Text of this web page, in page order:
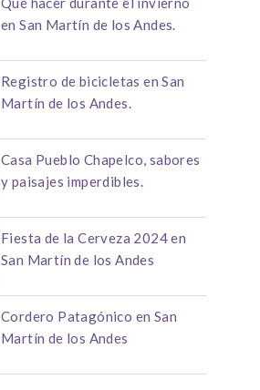
en San Martín de los Andes.
Registro de bicicletas en San
Martín de los Andes.
Casa Pueblo Chapelco, sabores
y paisajes imperdibles.
Fiesta de la Cerveza 2024 en
San Martín de los Andes
Cordero Patagónico en San
Martín de los Andes